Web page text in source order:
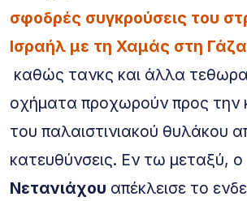
σφοδρές συγκρούσεις του
Ισραήλ με τη Χαμάς στη
καθώς τανκς και άλλα
οχήματα προχωρούν προς την
του παλαιστινιακού θυλάκου
κατευθύνσεις. Εν τω μεταξύ, ο
Νετανιάχου απέκλεισε το